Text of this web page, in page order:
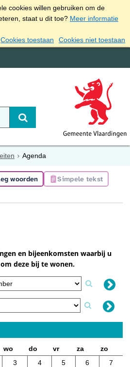
cookies willen gebruiken om de
staat u dit toe? Meer informatie
Cookies toestaan
Cookies niet toestaan
Agenda
woorden Simpele tekst
en bijeenkomsten waarbij u
deze bij te wonen.
wo do vr za
zo
3 4 5 6
7